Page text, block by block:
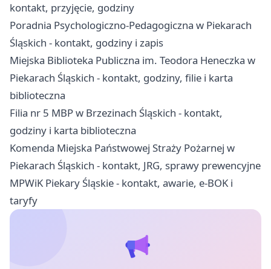
kontakt, przyjęcie, godziny
Poradnia Psychologiczno-Pedagogiczna w Piekarach
Śląskich - kontakt, godziny i zapis
Miejska Biblioteka Publiczna im. Teodora Heneczka w
Piekarach Śląskich - kontakt, godziny, filie i karta
biblioteczna
Filia nr 5 MBP w Brzezinach Śląskich - kontakt,
godziny i karta biblioteczna
Komenda Miejska Państwowej Straży Pożarnej w
Piekarach Śląskich - kontakt, JRG, sprawy prewencyjne
MPWiK Piekary Śląskie - kontakt, awarie, e-BOK i
taryfy